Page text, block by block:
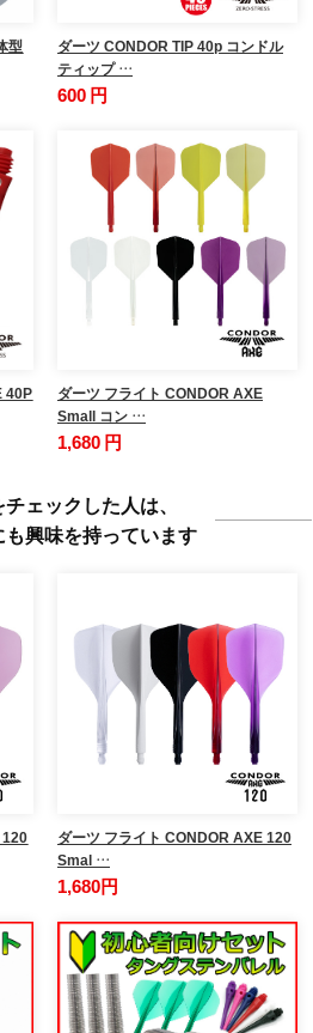
型
ダーツ CONDOR TIP 40p コンドル
ティップ …
600 円
40P
ダーツ フライト CONDOR AXE
Small コン …
1,680 円
ェックした人は、
も興味を持っています
ダーツ フライト CONDOR AXE 120
Smal …
1,680円